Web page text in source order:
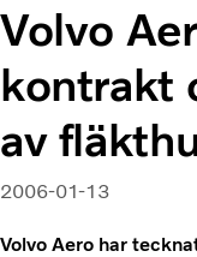
Volvo
kontrakt
av
2006-01-13
Volvo Aero har